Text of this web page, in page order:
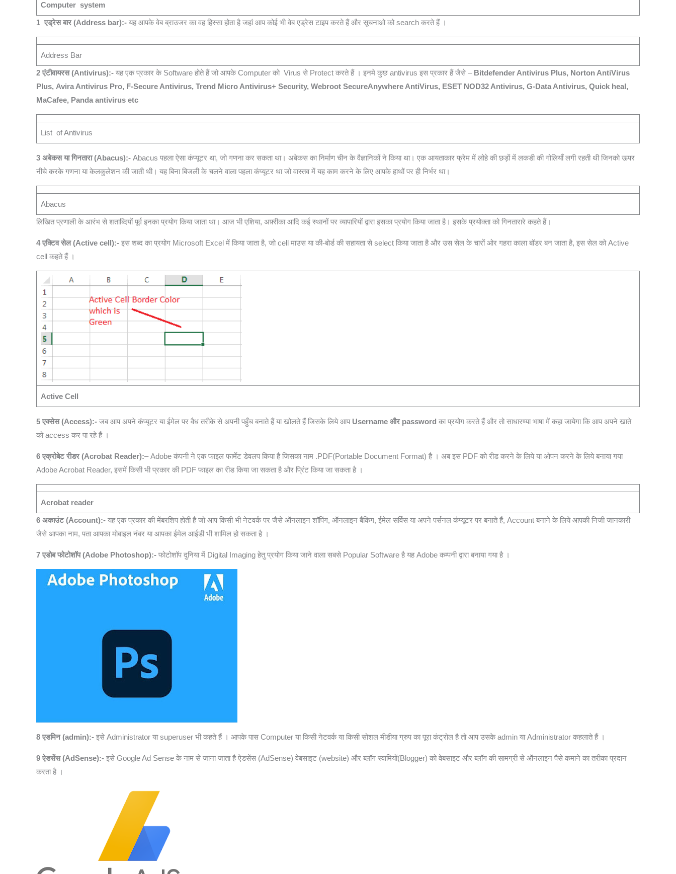
Computer system
1 एड्रेस बार (Address bar):- यह आपके वेब ब्राउजर का वह हिस्सा होता है जहां आप कोई भी वेब एड्रेस टाइप करते हैं और सूचनाओ को search करते हैं ।
Address Bar
2 एंटीवायरस (Antivirus):- यह एक प्रकार के Software होते हैं जो आपके Computer को Virus से Protect करते हैं । इनमे कुछ antivirus इस प्रकार हैं जैसे – Bitdefender Antivirus Plus, Norton AntiVirus
Plus, Avira Antivirus Pro, F-Secure Antivirus, Trend Micro Antivirus+ Security, Webroot SecureAnywhere AntiVirus, ESET NOD32 Antivirus, G-Data Antivirus, Quick heal,
MaCafee, Panda antivirus etc
List of Antivirus
3 अबेकस या गिनतारा (Abacus):- Abacus पहला ऐसा कंप्यूटर था, जो गणना कर सकता था। अबेकस का निर्माण चीन के वैज्ञानिकों ने किया था। एक आयताकार फ्रेम में लोहे की छड़ों में लकडी की गोलियाँ लगी रहती थी जिनको ऊपर
नीचे करके गणना या केलकुलेशन की जाती थी। यह बिना बिजली के चलने वाला पहला कंप्यूटर था जो वास्तव में यह काम करने के लिए आपके हाथों पर ही निर्भर था।
Abacus
लिखित प्रणाली के आरंभ से शताब्दियों पूर्व इनका प्रयोग किया जाता था। आज भी एशिया, अफ़्रीका आदि कई स्थानों पर व्यापारियों द्वारा इसका प्रयोग किया जाता है। इसके प्रयोक्ता को गिनतारारे कहते हैं।
4 एक्टिव सेल (Active cell):- इस शब्द का प्रयोग Microsoft Excel में किया जाता है, जो cell माउस या की-बोर्ड की सहायता से select किया जाता है और उस सेल के चारों ओर गहरा काला बॉडर बन जाता है, इस सेल को Active
cell कहते हैं ।
Active Cell
5 एक्सेस (Access):- जब आप अपने कंप्यूटर या ईमेल पर वैध तरीके से अपनी पहुँच बनाते हैं या खोलते हैं जिसके लिये आप Username और password का प्रयोग करते हैं और तो साधारण्या भाषा में कहा जायेगा कि आप अपने खाते
को access कर पा रहे हैं ।
6 एक्रोबेट रीडर (Acrobat Reader):– Adobe कंपनी ने एक फाइल फार्मेट डेवलप किया है जिसका नाम .PDF(Portable Document Format) है । अब इस PDF को रीड करने के लिये या ओपन करने के लिये बनाया गया
Adobe Acrobat Reader, इसमें किसी भी प्रकार की PDF फाइल का रीड किया जा सकता है और प्रिंट किया जा सकता है ।
Acrobat reader
6 अकाउंट (Account):- यह एक प्रकार की मेंबरशिप होती है जो आप किसी भी नेटवर्क पर जैसे ऑनलाइन शॉपिंग, ऑनलाइन बैंकिग, ईमेल सर्विस या अपने पर्सनल कंप्यूटर पर बनाते हैं, Account बनाने के लिये आपकी निजी जानकारी
जैसे आपका नाम, पता आपका मोबाइल नंबर या आपका ईमेल आईडी भी शामिल हो सकता है ।
7 एडोब फोटोशॉप (Adobe Photoshop):- फोटोशॉप दुनिया में Digital Imaging हेतु प्रयोग किया जाने वाला सबसे Popular Software है यह Adobe कम्पनी द्वारा बनाया गया है ।
8 एडमिन (admin):- इसे Administrator या superuser भी कहते हैं । आपके पास Computer या किसी नेटवर्क या किसी सोशल मीडीया ग्रुप का पूरा कंट्रोल है तो आप उसके admin या Administrator कहलाते हैं ।
9 ऐडसेंस (AdSense):- इसे Google Ad Sense के नाम से जाना जाता है ऐडसेंस (AdSense) वेबसाइट (website) और ब्लॉग स्वामियों(Blogger) को वेबसाइट और ब्लॉग की सामग्री से ऑनलाइन पैसे कमाने का तरीका प्रदान
करता है ।